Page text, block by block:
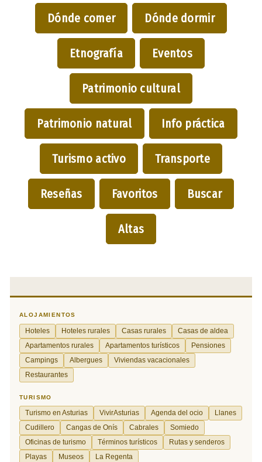
Dónde comer Dónde dormir
Etnografía Eventos
Patrimonio cultural
Patrimonio natural Info práctica
Turismo activo Transporte
Reseñas Favoritos Buscar
Altas